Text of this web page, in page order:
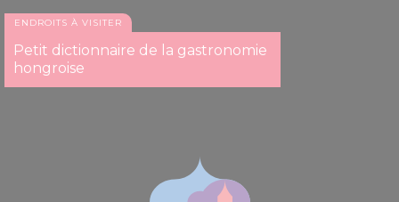
ENDROITS À VISITER
Petit dictionnaire de la gastronomie
hongroise